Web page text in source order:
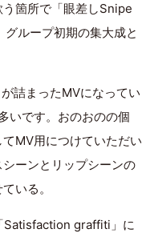
箇所で「眼差しSnipe
ループ初期の集大成と
詰まったMVになってい
いです。おのおのの個
MV用につけていただい
ーンとリップシーンの
いる。
Satisfaction graffiti」に